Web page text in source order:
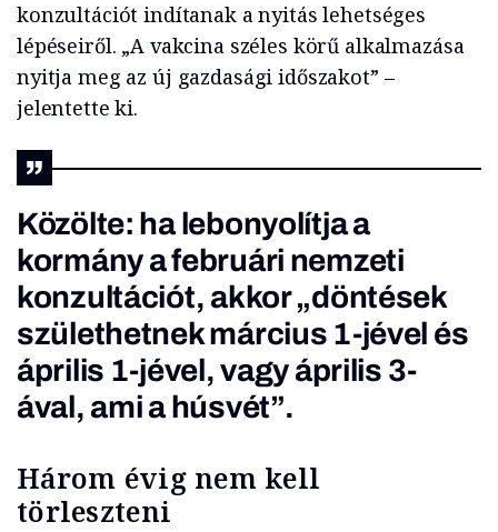
konzultációt indítanak a nyitás lehetséges
lépéseiről. „A vakcina széles körű alkalmazása
nyitja meg az új gazdasági időszakot” –
jelentette ki.
Közölte: ha lebonyolítja a
kormány a februári nemzeti
konzultációt, akkor „döntések
születhetnek március 1-jével és
április 1-jével, vagy április 3-
ával, ami a húsvét”.
Három évig nem kell
törleszteni